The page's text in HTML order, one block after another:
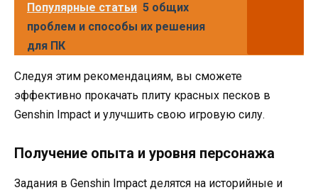
Популярные статьи 5 общих
проблем и способы их решения
для ПК
Следуя этим рекомендациям, вы сможете
эффективно прокачать плиту красных песков в
Genshin Impact и улучшить свою игровую силу.
Получение опыта и уровня персонажа
Задания в Genshin Impact делятся на историйные и